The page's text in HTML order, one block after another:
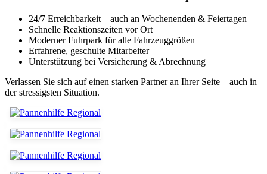
24/7 Erreichbarkeit – auch an Wochenenden & Feiertagen
Schnelle Reaktionszeiten vor Ort
Moderner Fuhrpark für alle Fahrzeuggrößen
Erfahrene, geschulte Mitarbeiter
Unterstützung bei Versicherung & Abrechnung
Verlassen Sie sich auf einen starken Partner an Ihrer Seite – auch in
der stressigsten Situation.